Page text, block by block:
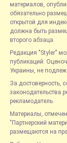
материалов,
обязательно
открытой для
должна быть
второго абзаца.
Редакция "Styler"
публикаций.
Украины, не
За достоверность,
законодательства
рекламодатель.
Материалы,
"Партнерский
размещаются на